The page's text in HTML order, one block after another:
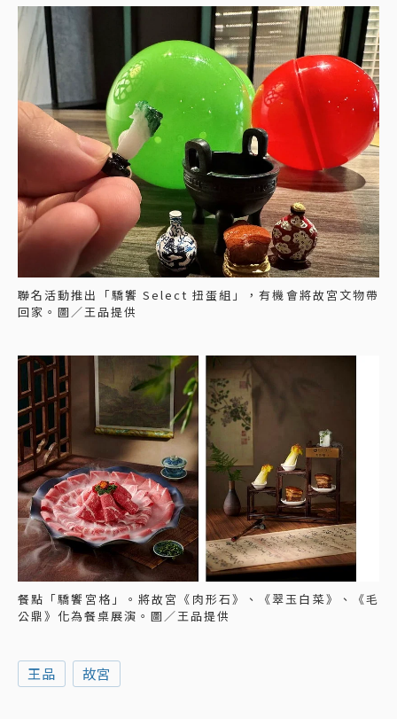
聯名活動推出「驕饗 Select 扭蛋組」，有機會將故宮文物帶
回家。圖／王品提供
餐點「驕饗宮格」。將故宮《肉形石》、《翠玉白菜》、《毛
公鼎》化為餐桌展演。圖／王品提供
王品 故宮